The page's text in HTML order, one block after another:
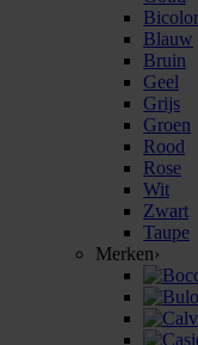
Bicolor
Blauw
Bruin
Geel
Grijs
Groen
Rood
Rose
Wit
Zwart
Taupe
Merken›